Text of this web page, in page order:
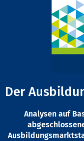
Der
Analysen auf